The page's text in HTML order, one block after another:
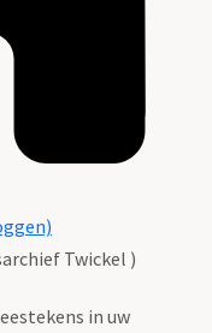
Twickel )
in uw